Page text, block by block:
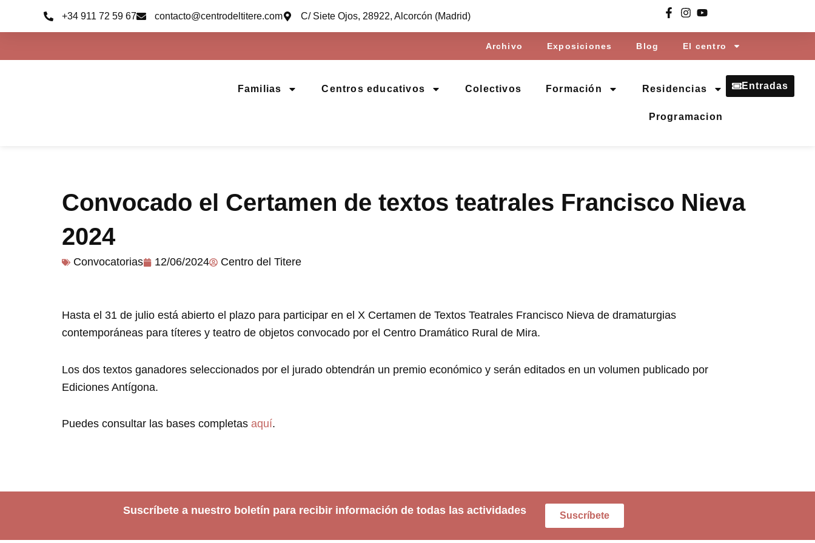
+34 911 72 59 67 contacto@centrodeltitere.com C/ Siete Ojos, 28922, Alcorcón (Madrid)
Archivo Exposiciones Blog El centro
Familias Centros educativos Colectivos Formación Residencias
Programacion
Entradas
Convocado el Certamen de textos teatrales Francisco Nieva
2024
Convocatorias 12/06/2024 Centro del Titere
Hasta el 31 de julio está abierto el plazo para participar en el X Certamen de Textos Teatrales Francisco Nieva de dramaturgias
contemporáneas para títeres y teatro de objetos convocado por el Centro Dramático Rural de Mira.
Los dos textos ganadores seleccionados por el jurado obtendrán un premio económico y serán editados en un volumen publicado por
Ediciones Antígona.
Puedes consultar las bases completas aquí.
Suscríbete a nuestro boletín para recibir información de todas las actividades Suscríbete